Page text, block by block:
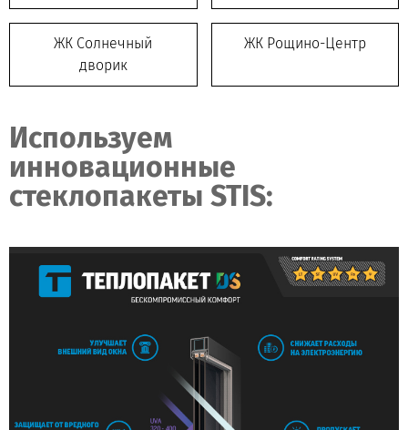
ЖК Солнечный
дворик
ЖК Рощино-Центр
Используем
инновационные
стеклопакеты STIS: